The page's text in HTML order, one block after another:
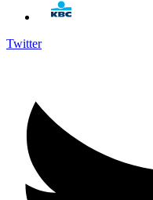
Twitter